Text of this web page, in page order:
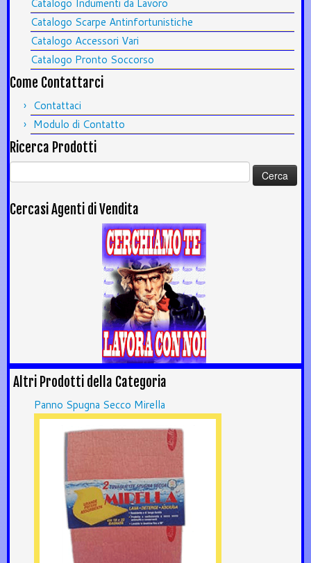
Catalogo Indumenti da Lavoro
Catalogo Scarpe Antinfortunistiche
Catalogo Accessori Vari
Catalogo Pronto Soccorso
Come Contattarci
Contattaci
Modulo di Contatto
Ricerca Prodotti
Ricerca
per:
Cercasi Agenti di Vendita
Altri Prodotti della Categoria
Panno Spugna Secco Mirella